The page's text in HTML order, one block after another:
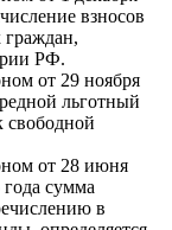
взносов
РФ.
от 29 ноября
льготный
свободной
от 28 июня
сумма
в